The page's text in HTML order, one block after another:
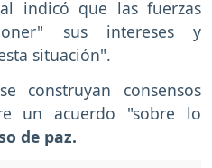
indicó que las fuerzas
sus intereses y
situación".
construyan consensos
un acuerdo "sobre lo
de paz.